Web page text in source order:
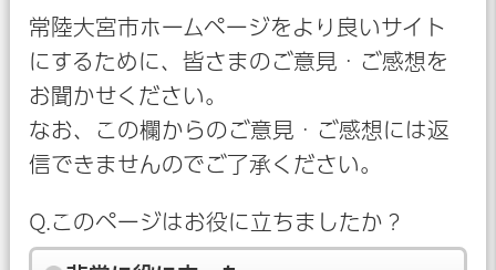
常陸大宮市ホームページをより良いサイト
にするために、皆さまのご意見・ご感想を
お聞かせください。
なお、この欄からのご意見・ご感想には返
信できませんのでご了承ください。
Q.このページはお役に立ちましたか？